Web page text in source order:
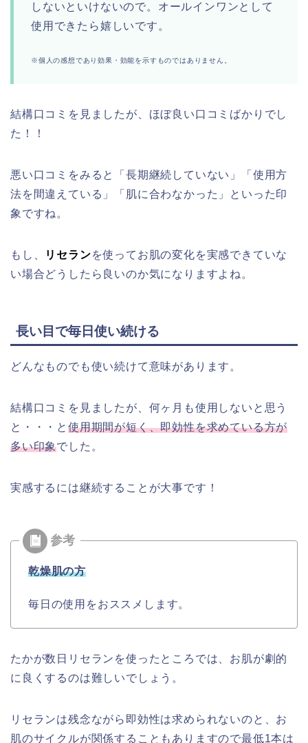
しないといけないので。オールインワンとして
使用できたら嬉しいです。
※個人の感想であり効果・効能を示すものではありません。
結構口コミを見ましたが、ほぼ良い口コミばかりでし
た！！
悪い口コミをみると「長期継続していない」「使用方
法を間違えている」「肌に合わなかった」といった印
象ですね。
もし、 リセランを使ってお肌の変化を実感できていな
い場合どうしたら良いのか気になりますよね。
長い目で毎日使い続ける
どんなものでも使い続けて意味があります。
結構口コミを見ましたが、何ヶ月も使用しないと思う
と・・・と 使用期間が短く、即効性を求めている方が
多い印象でした。
実感するには継続することが大事です！
乾燥肌の方
毎日の使用をおススメします。
たかが数日リセランを使ったところでは、お肌が劇的
に良くするのは難しいでしょう。
リセランは残念ながら即効性は求められないのと、お
肌のサイクルが関係することもありますので最低1本は